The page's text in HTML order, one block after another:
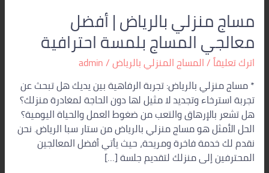
مساج منزلي بالرياض | أفضل
معالجي المساج بلمسة احترافية
اترك تعليقاً/المساج المنزلي بالرياض/
admin
* مساج منزلي بالرياض: تجربة الرفاهية بين يديك هل تبحث عن
تجربة استرخاء وتجديد لا مثيل لها دون الحاجة لمغادرة منزلك؟
هل تشعر بالإرهاق والتعب من ضغوط العمل والحياة اليومية؟
الحل الأمثل هو مساج منزلي بالرياض من ستار سبا الرياض. نحن
نقدم لك خدمة فاخرة ومريحة، حيث يأتي أفضل المعالجين
المحترفين إلى منزلك لتقديم جلسة […]